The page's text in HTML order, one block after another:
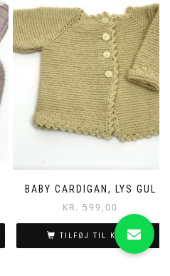
BABY CARDIGAN, LYS GUL
KR. 599,00
TILFØJ TIL KURV